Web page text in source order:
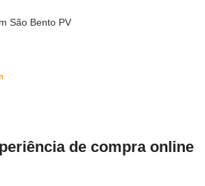
São Bento PV
de compra online